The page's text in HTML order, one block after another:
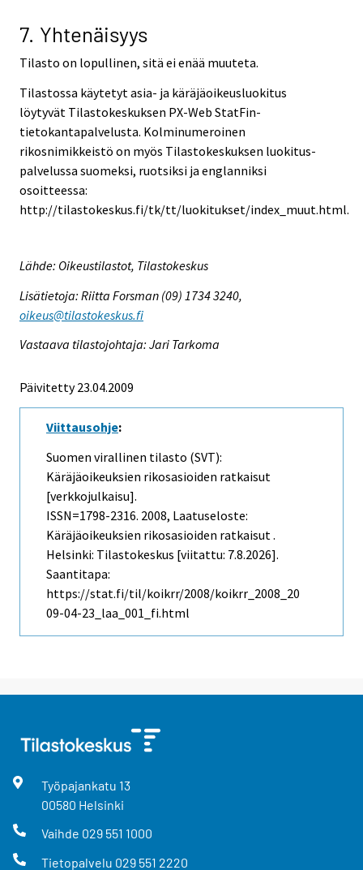
7. Yhtenäisyys
Tilasto on lopullinen, sitä ei enää muuteta.
Tilastossa käytetyt asia- ja käräjäoikeusluokitus
löytyvät Tilastokeskuksen PX-Web StatFin-
tietokantapalvelusta. Kolminumeroinen
rikosnimikkeistö on myös Tilastokeskuksen luokitus-
palvelussa suomeksi, ruotsiksi ja englanniksi
osoitteessa:
http://tilastokeskus.fi/tk/tt/luokitukset/index_muut.html.
Lähde: Oikeustilastot, Tilastokeskus
Lisätietoja: Riitta Forsman (09) 1734 3240,
oikeus@tilastokeskus.fi
Vastaava tilastojohtaja: Jari Tarkoma
Päivitetty 23.04.2009
Viittausohje:
Suomen virallinen tilasto (SVT):
Käräjäoikeuksien rikosasioiden ratkaisut
[verkkojulkaisu].
ISSN=1798-2316. 2008, Laatuseloste:
Käräjäoikeuksien rikosasioiden ratkaisut .
Helsinki: Tilastokeskus [viitattu: 7.8.2026].
Saantitapa:
https://stat.fi/til/koikrr/2008/koikrr_2008_20
09-04-23_laa_001_fi.html
Työpajankatu 13
00580 Helsinki
Vaihde 029 551 1000
Tietopalvelu 029 551 2220